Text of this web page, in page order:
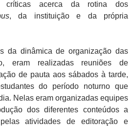
críticas acerca da rotina dos
, da instituição e da própria
de organização das
eram realizadas reuniões de
de pauta aos sábados à tarde,
do período noturno que
Nelas eram organizadas equipes
dos diferentes conteúdos a
atividades de editoração e